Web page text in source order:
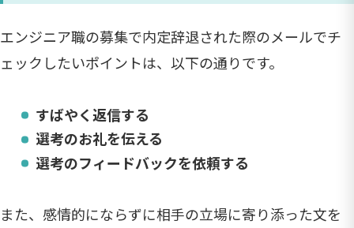
エンジニア職の募集で内定辞退された際のメールでチ
ェックしたいポイントは、以下の通りです。
すばやく返信する
選考のお礼を伝える
選考のフィードバックを依頼する
また、感情的にならずに相手の立場に寄り添った文を